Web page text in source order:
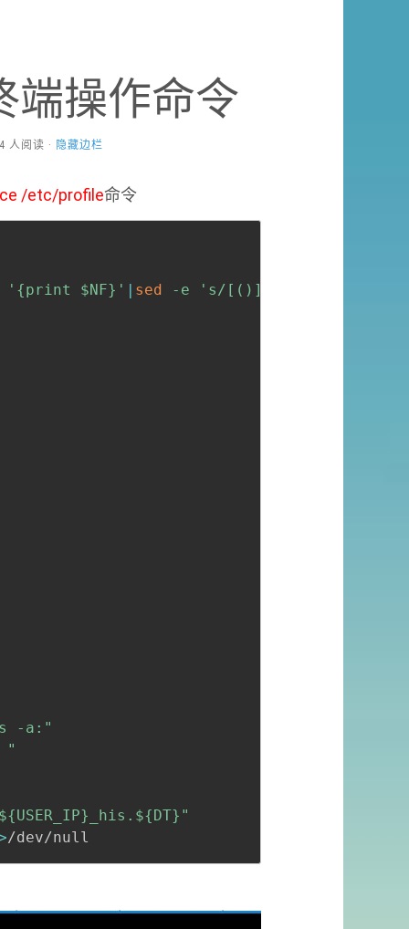
端操作命令
人阅读 · 隐藏边栏
/etc/profile命令
'{print $NF}' | sed -e 's/[()]//g'
-a:"
"
_his. ${DT} "
/dev/null